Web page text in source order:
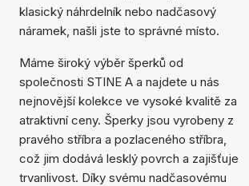
klasický náhrdelník nebo nadčasový
náramek, našli jste to správné místo.
Máme široký výběr šperků od
společnosti STINE A a najdete u nás
nejnovější kolekce ve vysoké kvalitě za
atraktivní ceny. Šperky jsou vyrobeny z
pravého stříbra a pozlaceného stříbra,
což jim dodává lesklý povrch a zajišťuje
trvanlivost. Díky svému nadčasovému